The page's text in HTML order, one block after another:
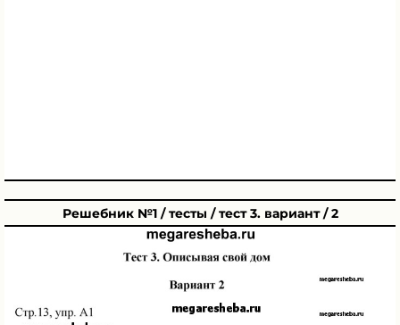
Решебник №1 / тесты / тест 3. вариант / 2